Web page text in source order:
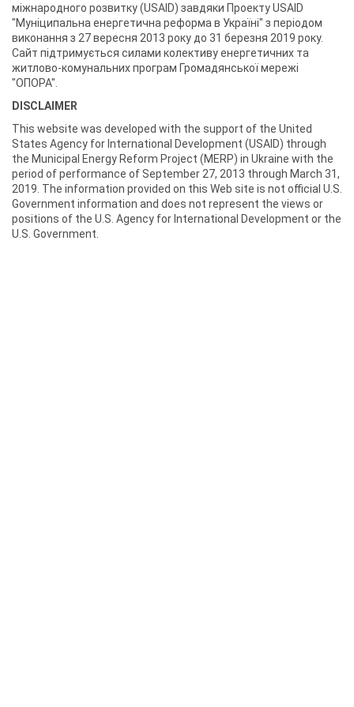
міжнародного розвитку (USAID) завдяки Проекту USAID
"Муніципальна енергетична реформа в Україні" з періодом
виконання з 27 вересня 2013 року до 31 березня 2019 року.
Сайт підтримується силами колективу енергетичних та
житлово-комунальних програм Громадянської мережі
"ОПОРА".
DISCLAIMER
This website was developed with the support of the United
States Agency for International Development (USAID) through
the Municipal Energy Reform Project (MERP) in Ukraine with the
period of performance of September 27, 2013 through March 31,
2019. The information provided on this Web site is not official U.S.
Government information and does not represent the views or
positions of the U.S. Agency for International Development or the
U.S. Government.